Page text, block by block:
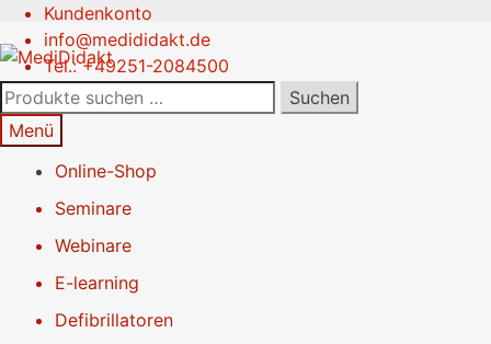
Kundenkonto
info@medididakt.de
Tel.: +49251-2084500
Zur
Navigation
springen
Springe
zum
Inhalt
Suchen
nach:
Suchen
Menü
Online-Shop
Seminare
Webinare
E-learning
Defibrillatoren